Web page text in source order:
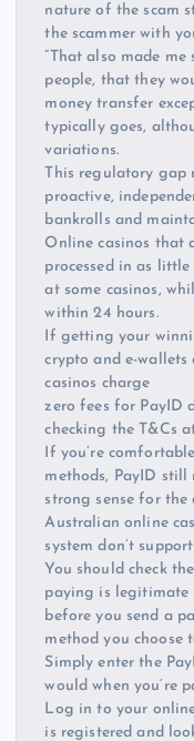
nature of the scam
the scammer with
“That also made
people, that they
money transfer
typically goes,
variations.
This regulatory gap
proactive,
bankrolls and
Online casinos that
processed in as little
at some casinos,
within 24 hours.
If getting your
crypto and e-wallets
casinos charge
zero fees for PayID
checking the T&Cs
If you’re
methods, PayID still
strong sense for the
Australian online
system don’t
You should check
paying is legitimate
before you send a
method you choose
Simply enter the
would when you’re
Log in to your
is registered and